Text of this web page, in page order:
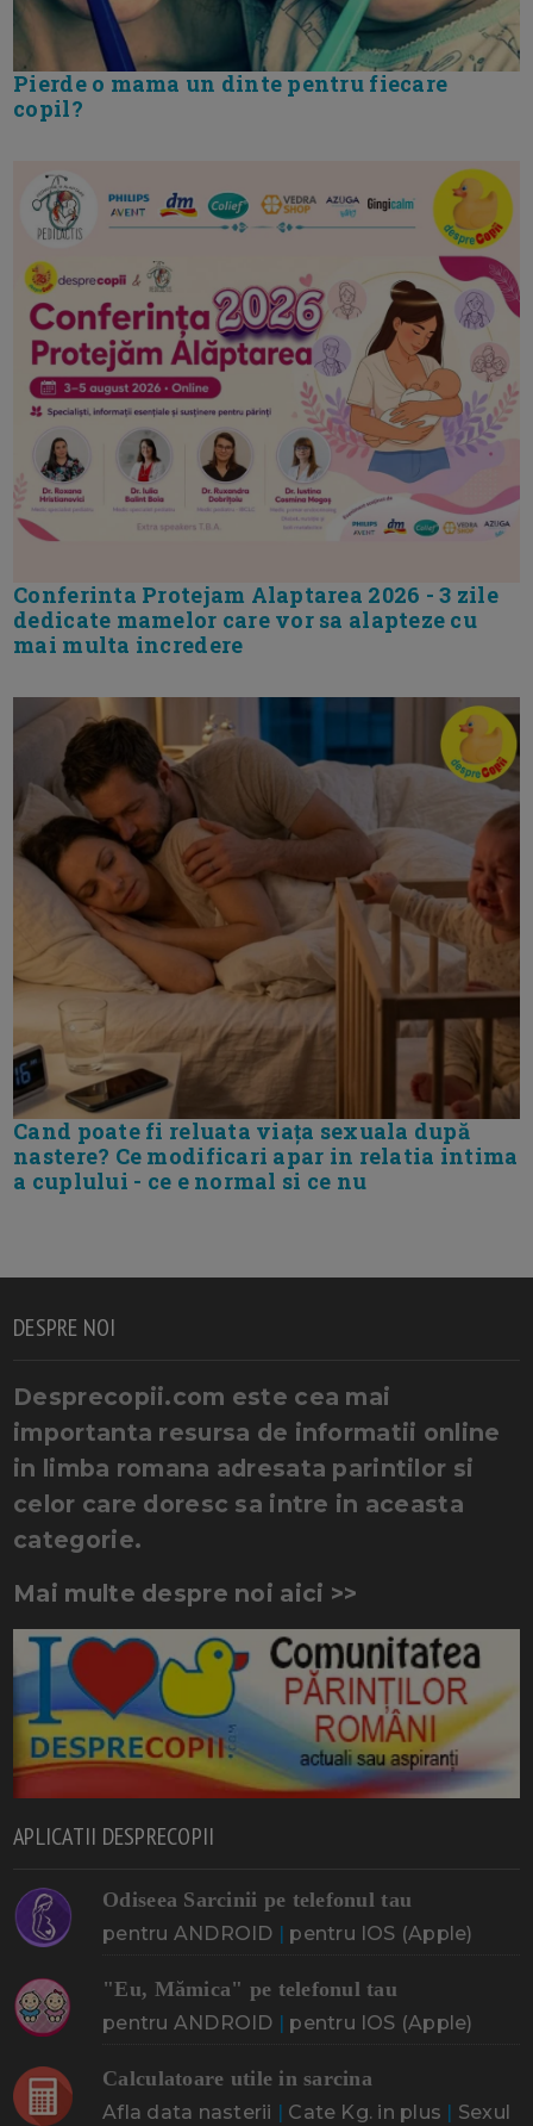
Pierde o mama un dinte pentru fiecare
copil?
Conferinta Protejam Alaptarea 2026 - 3 zile
dedicate mamelor care vor sa alapteze cu
mai multa incredere
Cand poate fi reluata viața sexuala după
nastere? Ce modificari apar in relatia intima
a cuplului - ce e normal si ce nu
DESPRE NOI
Desprecopii.com este cea mai
importanta resursa de informatii online
in limba romana adresata parintilor si
celor care doresc sa intre in aceasta
categorie.
Mai multe despre noi aici >>
APLICATII DESPRECOPII
Odiseea Sarcinii pe telefonul tau
pentru ANDROID | pentru IOS (Apple)
"Eu, Mămica" pe telefonul tau
pentru ANDROID | pentru IOS (Apple)
Calculatoare utile in sarcina
Afla data nasterii | Cate Kg. in plus | Sexul